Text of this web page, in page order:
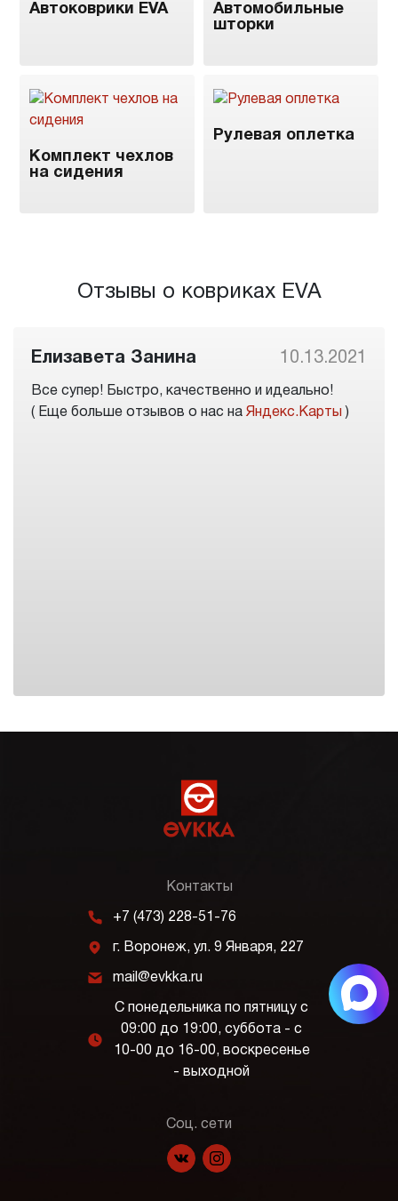
Автоковрики EVA
Автомобильные
шторки
Комплект чехлов
на сидения
Рулевая оплетка
Отзывы о ковриках EVA
Елизавета Занина 10.13.2021
Все супер! Быстро, качественно и идеально!
( Еще больше отзывов о нас на Яндекс.Карты )
Контакты
m +7 (473) 228-51-76
j г. Воронеж, ул. 9 Января, 227
k mail@evkka.ru
l
С понедельника по пятницу с
09:00 до 19:00, суббота - с
10-00 до 16-00, воскресенье
- выходной
Соц. сети
f p